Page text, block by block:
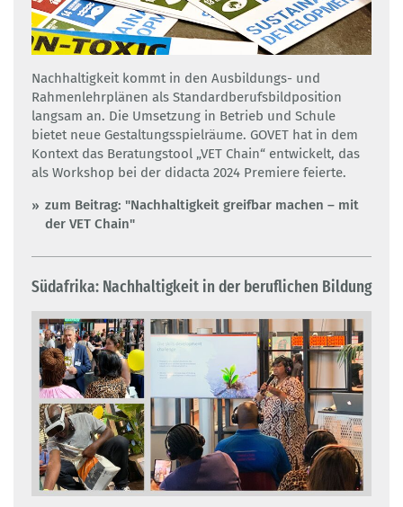
Nachhaltigkeit kommt in den Ausbildungs- und
Rahmenlehrplänen als Standardberufsbildposition
langsam an. Die Umsetzung in Betrieb und Schule
bietet neue Gestaltungsspielräume. GOVET hat in dem
Kontext das Beratungstool „VET Chain“ entwickelt, das
als Workshop bei der didacta 2024 Premiere feierte.
zum Beitrag: "Nachhaltigkeit greifbar machen – mit
der VET Chain"
Südafrika: Nachhaltigkeit in der beruflichen Bildung